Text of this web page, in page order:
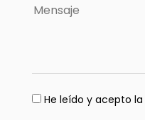
He leído y acepto la